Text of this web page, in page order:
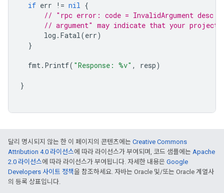
if err != nil {
// "rpc error: code = InvalidArgument desc
// argument" may indicate that your project
log . Fatal(err)
}
fmt. Printf( "Response: %v" , resp)
}
달리 명시되지 않는 한 이 페이지의 콘텐츠에는 Creative Commons
Attribution 4.0 라이선스에 따라 라이선스가 부여되며, 코드 샘플에는 Apache
2.0 라이선스에 따라 라이선스가 부여됩니다. 자세한 내용은 Google
Developers 사이트 정책을 참조하세요. 자바는 Oracle 및/또는 Oracle 계열사
의 등록 상표입니다.